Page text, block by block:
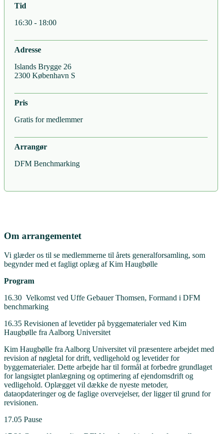
Om arrangementet
Vi glæder os til se medlemmerne til årets generalforsamling, som
begynder med et fagligt oplæg af Kim Haugbølle
Program
16.30 Velkomst ved Uffe Gebauer Thomsen, Formand i DFM
benchmarking
16.35 Revisionen af levetider på byggematerialer ved Kim
Haugbølle fra Aalborg Universitet
Kim Haugbølle fra Aalborg Universitet vil præsentere arbejdet med
revision af nøgletal for drift, vedligehold og levetider for
byggematerialer. Dette arbejde har til formål at forbedre grundlaget
for langsigtet planlægning og optimering af ejendomsdrift og
vedligehold. Oplægget vil dække de nyeste metoder,
dataopdateringer og de faglige overvejelser, der ligger til grund for
revisionen.
17.05 Pause
Tid
16:30 - 18:00
Adresse
Islands Brygge 26
2300 København S
Pris
Gratis for medlemmer
Arrangør
DFM Benchmarking